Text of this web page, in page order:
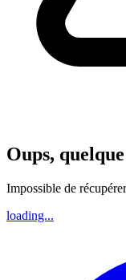
Oups,
Impossible de
loading...